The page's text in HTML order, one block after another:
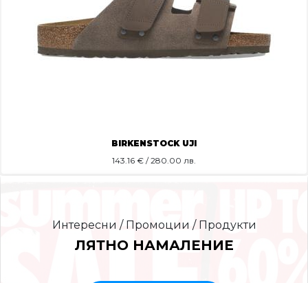
BIRKENSTOCK UJI
143.16 € / 280.00 лв.
Интересни / Промоции / Продукти
ЛЯТНО НАМАЛЕНИЕ